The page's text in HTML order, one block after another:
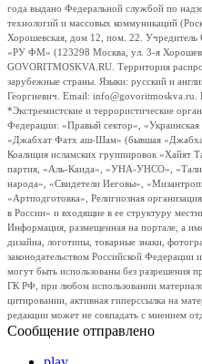
года выдано Федеральной службой по
технологий и массовых коммуникаций
Хорошевская, дом 12, пом. 22. Учредитель
«РУ ФМ» (123298 Москва, ул. 3-я
GOVORITMOSKVA.RU. Территория
зарубежные страны. Языки: русский и
Георгиевич. Email:
*Экстремистские и террористические
Федерации: «Правый сектор»,
«Джабхат Фатх аш-Шам» (бывшая
Коалиция исламских группировок «Хайят
партия, «Аль-Каида», «УНА-УНСО»,
народа», «Свидетели Иеговы»,
«Артподготовка», Религиозная
в России» и входящие в ее структуру
Информация, размещенная на портале, а
дизайна, логотипы, товарные знаки,
законодательством Российской
могут быть использованы без разрешения
ГК РФ, при любом использовании
цитировании, активная гиперссылка на
редакции может не совпадать с мнением
Сообщение отправлено